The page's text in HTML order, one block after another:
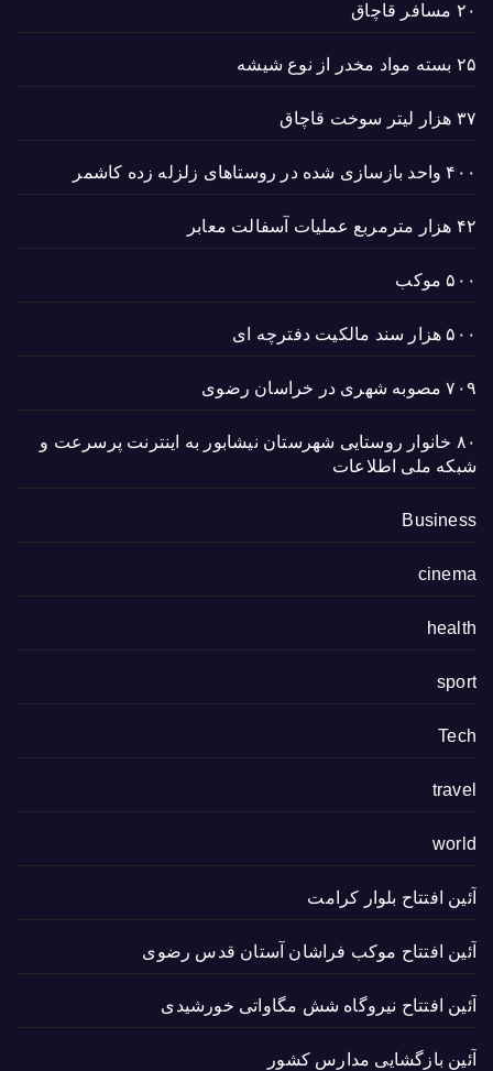
۲۰ مسافر قاچاق
۲۵ بسته مواد مخدر از نوع شیشه
۳۷ هزار لیتر سوخت قاچاق
۴۰۰ واحد بازسازی شده در روستاهای زلزله زده کاشمر
۴۲ هزار مترمربع عملیات آسفالت معابر
۵۰۰ موکب
۵۰۰ هزار سند مالکیت دفترچه ای
۷۰۹ مصوبه شهری در خراسان رضوی
۸۰ خانوار روستایی شهرستان نیشابور به اینترنت پرسرعت و
شبکه ملی اطلاعات
Business
cinema
health
sport
Tech
travel
world
آئین افتتاح بلوار کرامت
آئین افتتاح موکب فراشان آستان قدس رضوی
آئین افتتاح نیروگاه شش مگاواتی خورشیدی
آئین بازگشایی مدارس کشور